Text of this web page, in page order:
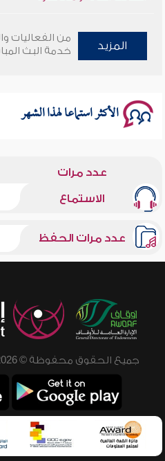
سلسلة محاضرات نفحات رمضانية
المزيد
من الفعاليات
خدمة البث
الأكثر استماعا لهذا الشهر
عدد مرات
الاستماع
عدد مرات الحفظ
جميع الحقوق محفوظة © 2026 - 1998 لشبكة إسلام ويب